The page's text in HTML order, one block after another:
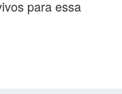
para essa